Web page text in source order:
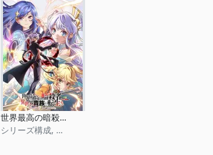
世界最高の暗殺者、異世界貴族に転生する
シリーズ構成, 脚本